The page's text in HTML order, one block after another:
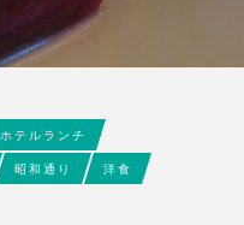
ホテルランチ
昭和通り 洋食